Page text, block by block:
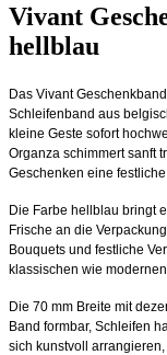
Vivant
hellblau
Das Vivant
Schleifenband aus
kleine Geste sofort
Organza schimmert sanft
Geschenken eine festliche
Die Farbe hellblau bringt
Frische an die
Bouquets und festliche
klassischen wie
Die 70 mm Breite mit
Band formbar, Schleifen
sich kunstvoll